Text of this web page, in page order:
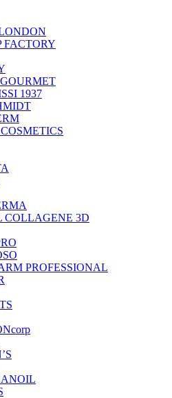
FACTORY
1937
COLLAGENE 3D
PROFESSIONAL